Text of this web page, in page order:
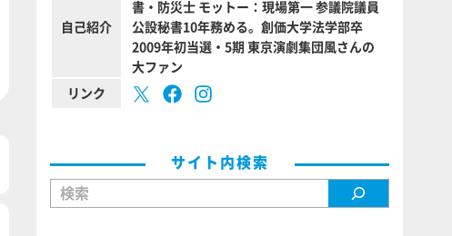
自己紹介
書・防災士 モットー：現場第一 参議院議員
公設秘書10年務める。創価大学法学部卒
2009年初当選・5期 東京演劇集団風さんの
大ファン
リンク
サイト内検索
検索